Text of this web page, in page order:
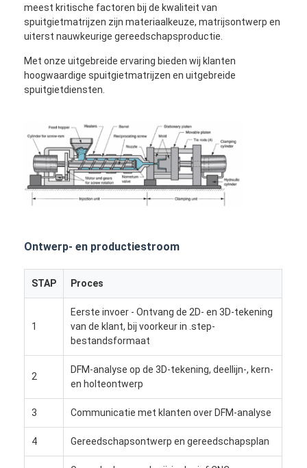
meest kritische factoren bij de kwaliteit van
spuitgietmatrijzen zijn materiaalkeuze, matrijsontwerp en
uiterst nauwkeurige gereedschapsproductie.
Met onze uitgebreide ervaring bieden wij klanten
hoogwaardige spuitgietmatrijzen en uitgebreide
spuitgietdiensten.
Ontwerp- en productiestroom
STAP Proces
1
Eerste invoer - Ontvang de 2D- en 3D-tekening
van de klant, bij voorkeur in .step-
bestandsformaat
2
DFM-analyse op de 3D-tekening, deellijn-, kern-
en holteontwerp
3 Communicatie met klanten over DFM-analyse
4 Gereedschapsontwerp en gereedschapsplan